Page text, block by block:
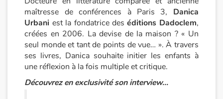
Princesses et princes, rois, reines et dragons
Ogres, monstres et sorcières
Héroïnes et héros
maîtresse de conférences à Paris 3, Danica
Urbani est la fondatrice deséditions Dadoclem,
créées en 2006. La devise de la maison ? « Un
seul monde et tant de points de vue… ». À travers
ses livres, Danica souhaite initier les enfants à
une réflexion à la fois multiple et critique.
Découvrez en exclusivité son interview…